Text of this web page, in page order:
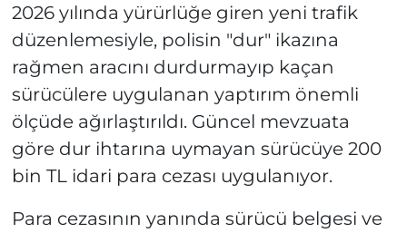
2026 yılında yürürlüğe giren yeni trafik
düzenlemesiyle, polisin "dur" ikazına
rağmen aracını durdurmayıp kaçan
sürücülere uygulanan yaptırım önemli
ölçüde ağırlaştırıldı. Güncel mevzuata
göre dur ihtarına uymayan sürücüye 200
bin TL idari para cezası uygulanıyor.
Para cezasının yanında sürücü belgesi ve